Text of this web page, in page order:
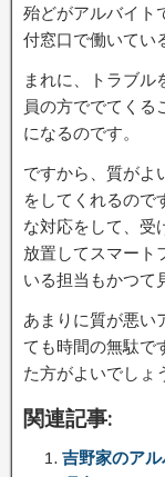
殆どがアルバイト
付窓口で働いてい
まれに、トラブル
員の方ででてくる
になるのです。
ですから、質がよ
をしてくれるので
な対応をして、受
放置してスマート
いる担当もかつて
あまりに質が悪い
ても時間の無駄で
た方がよいでしょ
関連記事:
吉野家のア